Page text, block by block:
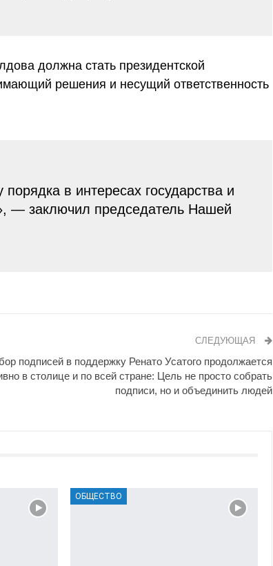
должна стать президентской
решения и несущий ответственность
в интересах государства и
— заключил председатель Нашей
СЛЕДУЮЩАЯ
подписей в поддержку Ренато Усатого продолжается
в столице и по всей стране: Цель не просто собрать
подписи, но и объединить людей
ОБЩЕСТВО